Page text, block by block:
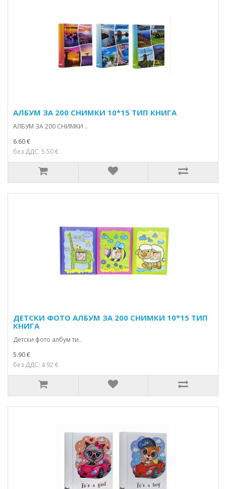
АЛБУМ ЗА 200 СНИМКИ 10*15 ТИП КНИГА
АЛБУМ ЗА 200 СНИМКИ ..
6.60 €
без ДДС: 5.50 €
ДЕТСКИ ФОТО АЛБУМ ЗА 200 СНИМКИ 10*15 ТИП
КНИГА
Детски фото албум ти..
5.90 €
без ДДС: 4.92 €